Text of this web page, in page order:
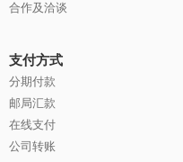
合作及洽谈
支付方式
分期付款
邮局汇款
在线支付
公司转账